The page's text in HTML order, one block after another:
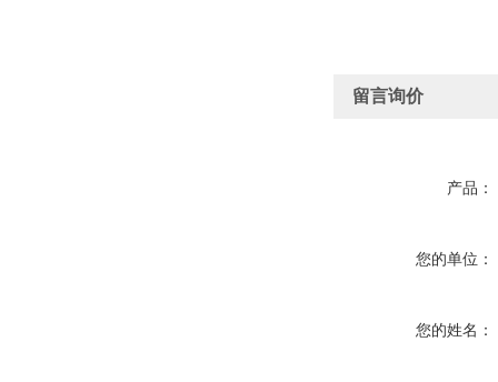
留言询价
产品：
您的单位：
您的姓名：